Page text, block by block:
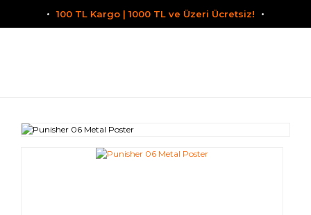
100 TL Kargo | 1000 TL ve Üzeri Ücretsiz!